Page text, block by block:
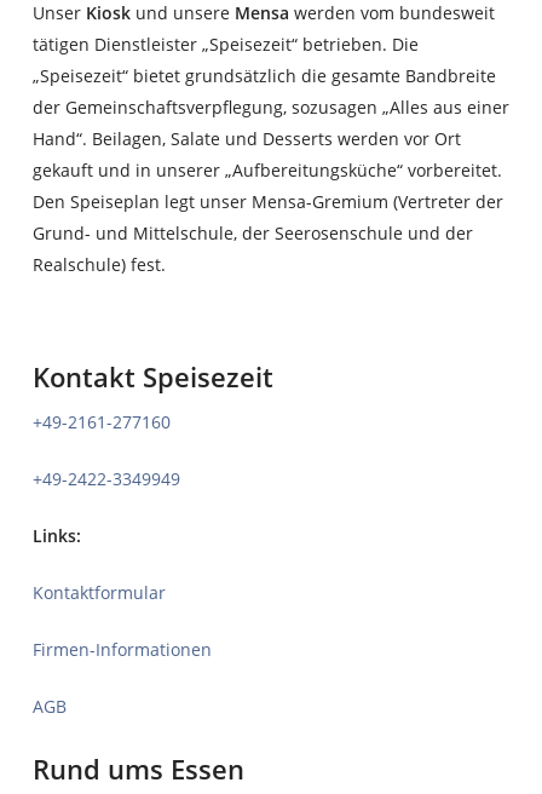
Unser Kioskund unsere Mensa werden vom bundesweit
tätigen Dienstleister „Speisezeit“ betrieben. Die
„Speisezeit“ bietet grundsätzlich die gesamte Bandbreite
der Gemeinschaftsverpflegung, sozusagen „Alles aus einer
Hand“. Beilagen, Salate und Desserts werden vor Ort
gekauft und in unserer „Aufbereitungsküche“ vorbereitet.
Den Speiseplan legt unser Mensa-Gremium (Vertreter der
Grund- und Mittelschule, der Seerosenschule und der
Realschule) fest.
Kontakt Speisezeit
+49-2161-277160
+49-2422-3349949
Links:
Kontaktformular
Firmen-Informationen
AGB
Rund ums Essen